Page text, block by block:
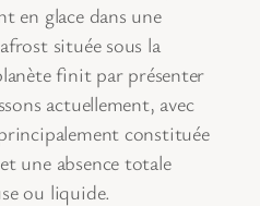
en glace dans une
située sous la
finit par présenter
actuellement, avec
constituée
une absence totale
ou liquide.